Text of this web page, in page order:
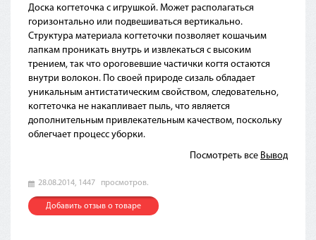
Доска когтеточка с игрушкой. Может располагаться
горизонтально или подвешиваться вертикально.
Структура материала когтеточки позволяет кошачьим
лапкам проникать внутрь и извлекаться с высоким
трением, так что ороговевшие частички когтя остаются
внутри волокон. По своей природе сизаль обладает
уникальным антистатическим свойством, следовательно,
когтеточка не накапливает пыль, что является
дополнительным привлекательным качеством, поскольку
облегчает процесс уборки.
Посмотреть все Вывод
28.08.2014, 1447 просмотров.
Добавить отзыв о товаре